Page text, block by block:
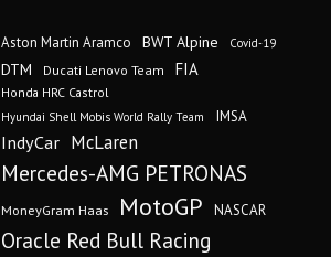
Aston Martin Aramco BWT Alpine Covid-19
DTM Ducati Lenovo Team FIA
Honda HRC Castrol
Hyundai Shell Mobis World Rally Team IMSA
IndyCar McLaren
Mercedes-AMG PETRONAS
MoneyGram Haas MotoGP NASCAR
Oracle Red Bull Racing